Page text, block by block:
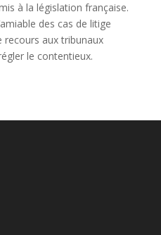
à la législation française.
des cas de litige
recours aux tribunaux
le contentieux.